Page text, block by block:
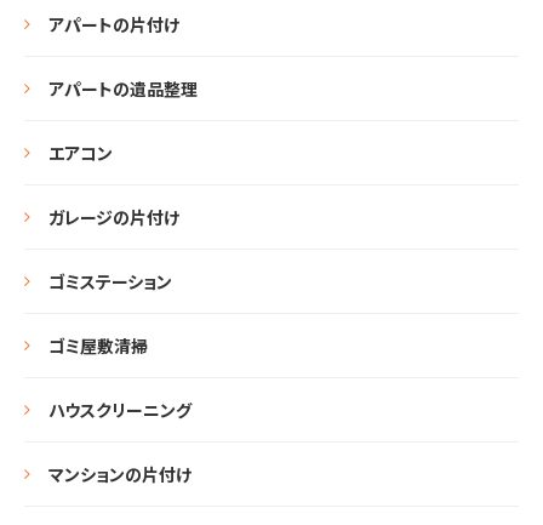
アパートの片付け
アパートの遺品整理
エアコン
ガレージの片付け
ゴミステーション
ゴミ屋敷清掃
ハウスクリーニング
マンションの片付け